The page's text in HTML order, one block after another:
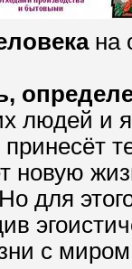
на
людей и
новую
для
с